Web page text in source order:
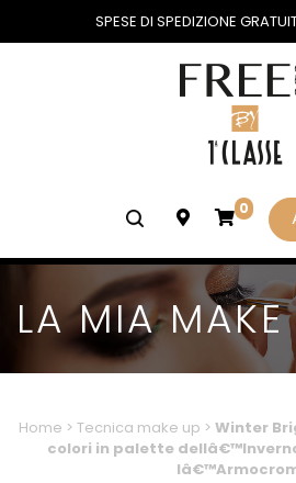
SPESE DI SPEDIZIONE
0
LA MIA
Home > Tecnica make up > Winter
colori in palette